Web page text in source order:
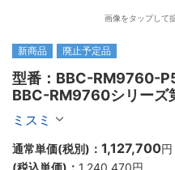
画像をタップして
新商品 廃止予定品
型番：BBC-RM9760-
BBC-RM9760シリーズ
マウント3PCIe
ミスミ
通常単価(税別)： 1,127,700円
(税込単価)： 1,240,470円